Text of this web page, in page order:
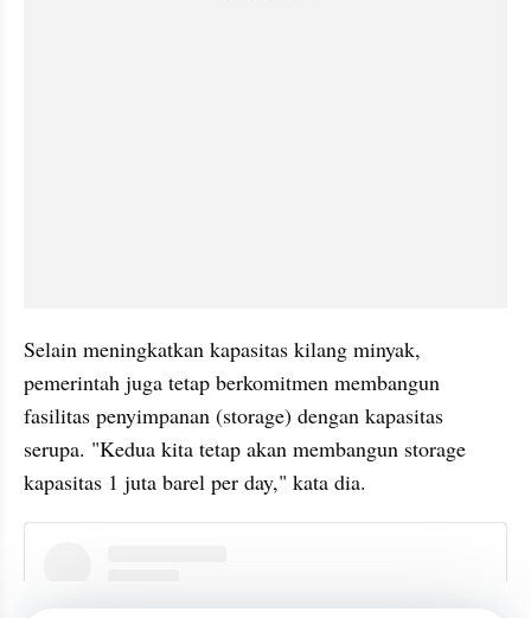
Selain meningkatkan kapasitas kilang minyak,
pemerintah juga tetap berkomitmen membangun
fasilitas penyimpanan (storage) dengan kapasitas
serupa. "Kedua kita tetap akan membangun storage
kapasitas 1 juta barel per day," kata dia.